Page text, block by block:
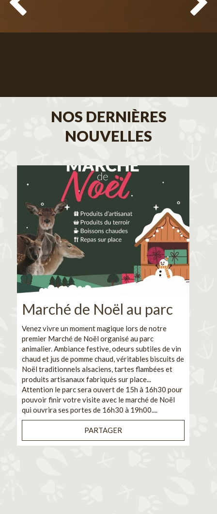
NOS DERNIÈRES
NOUVELLES
Marché de Noël au parc
Venez vivre un moment magique lors de notre
premier Marché de Noël organisé au parc
animalier. Ambiance festive, odeurs subtiles de vin
chaud et jus de pomme chaud, véritables biscuits de
Noël traditionnels alsaciens, tartes flambées et
produits artisanaux fabriqués sur place...
Attention le parc sera ouvert de 15h à 16h30 pour
pouvoir finir votre visite avec le marché de Noël
qui ouvrira ses portes de 16h30 à 19h00....
PARTAGER